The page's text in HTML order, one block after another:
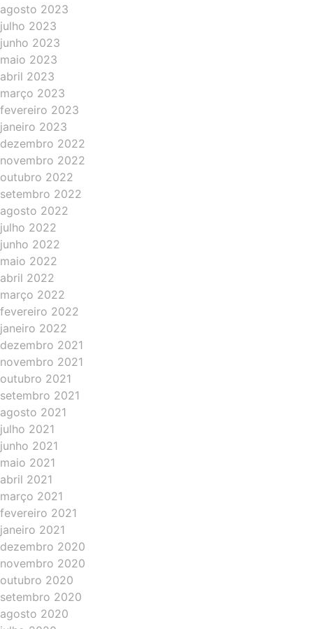
agosto 2023
julho 2023
junho 2023
maio 2023
abril 2023
março 2023
fevereiro 2023
janeiro 2023
dezembro 2022
novembro 2022
outubro 2022
setembro 2022
agosto 2022
julho 2022
junho 2022
maio 2022
abril 2022
março 2022
fevereiro 2022
janeiro 2022
dezembro 2021
novembro 2021
outubro 2021
setembro 2021
agosto 2021
julho 2021
junho 2021
maio 2021
abril 2021
março 2021
fevereiro 2021
janeiro 2021
dezembro 2020
novembro 2020
outubro 2020
setembro 2020
agosto 2020